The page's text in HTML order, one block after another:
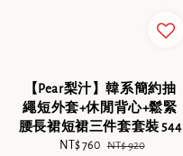
【Pear梨汁】韓系簡約抽
繩短外套+休閒背心+鬆緊
腰長裙短裙三件套套裝 544
Sale
NT$ 760 Regular
NT$ 920